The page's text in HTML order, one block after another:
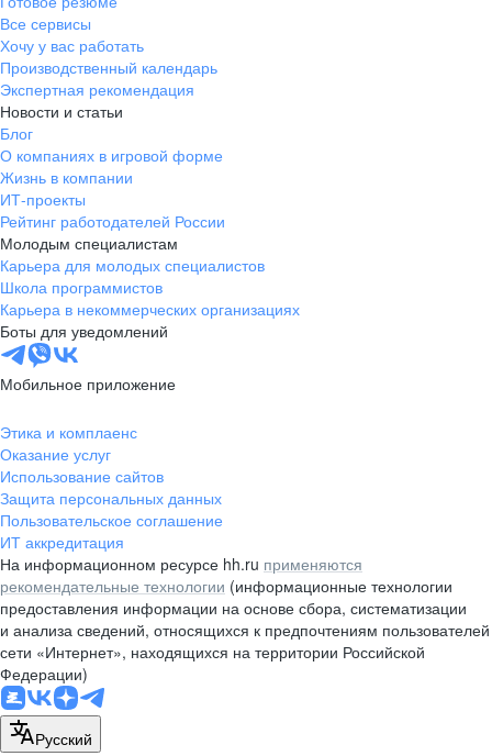
Владивосток
пер. Ланинский д. 4, офис 3.4
+7 423 202-33-28
pr@dv.hh.ru
Новосибирск
ул. Большевистская, д. 35,
помещение 21
+7 383 207-94-64
pr@nsk.hh.ru
Минск
пр-т Дзержинского, д. 57,
10 этаж, помещение 45-1
pr@rabota.by
Алматы
пр. Абая, д. 151, БЦ Алатау,
12 этаж, офис 1209
+7 727 232-13-13
pr@headhunter.com.kz
Все сервисы
Хочу у вас работать
Производственный календарь
Экспертная рекомендация
Новости и статьи
Блог
О компаниях в игровой форме
Жизнь в компании
ИТ-проекты
Рейтинг работодателей России
Молодым специалистам
Карьера для молодых специалистов
Школа программистов
Карьера в некоммерческих организациях
Боты для уведомлений
Мобильное приложение
Этика и комплаенс
Оказание услуг
Использование сайтов
Защита персональных данных
Пользовательское соглашение
ИТ аккредитация
На информационном ресурсе hh.ru применяются
рекомендательные технологии (информационные технологии
предоставления информации на основе сбора, систематизации
и анализа сведений, относящихся к предпочтениям пользователей
сети «Интернет», находящихся на территории Российской
Федерации)
Русский